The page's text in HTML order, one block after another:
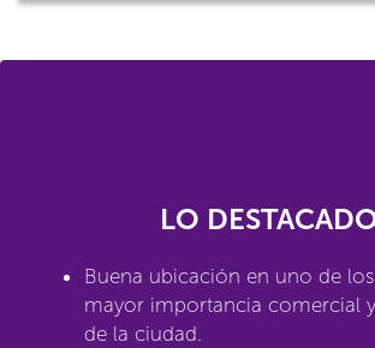
LO
Buena ubicación en uno de
mayor importancia comercial
de la ciudad.